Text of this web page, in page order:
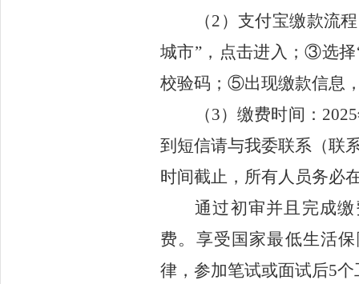
（2 ）支付宝缴款流
城市”，点击进入；③选
校验码；⑤出现缴款信息
（3）缴费时间： 2025
到短信请与我委联系（联
时间截止，所有人 员务必
通过初审并且完成
费。 享受国家最低生活
律，参加笔试或面试后5个